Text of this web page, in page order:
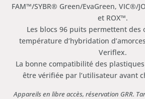
FAM™/SYBR® Green/EvaGreen, VIC®/
et ROX™.
Les blocs 96 puits permettent des
température d’hybridation
Veriflex.
La bonne compatibilité des
être vérifiée par l’utilisateur avant
Appareils en libre accès, réservation GRR.